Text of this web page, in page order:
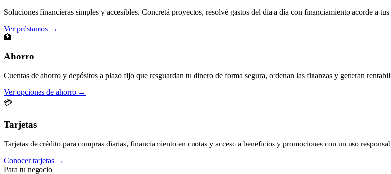
Soluciones financieras simples y accesibles. Concretá proyectos, resolvé gastos del día a día con financiamiento acorde a
Ver préstamos →
🏦
Ahorro
Cuentas de ahorro y depósitos a plazo fijo que resguardan tu dinero de forma segura, ordenan las finanzas y generan
Ver opciones de ahorro →
💳
Tarjetas
Tarjetas de crédito para compras diarias, financiamiento en cuotas y acceso a beneficios y promociones con un uso
Conocer tarjetas →
Para tu negocio